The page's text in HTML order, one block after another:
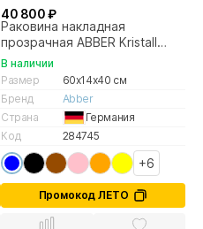
40 800 ₽
Раковина накладная
прозрачная ABBER Kristall
AT2805Saphir синяя
В наличии
Размер
60x14x40 см
Бренд
Abber
Страна
Германия
Код
284745
+6
Промокод ЛЕТО